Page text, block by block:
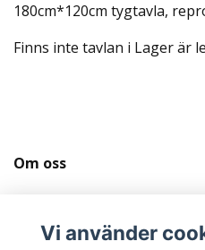
180cm*120cm tygtavla,
Finns inte tavlan i Lager är
Om oss
Vi använder